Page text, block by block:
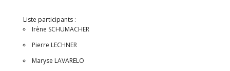
Liste participants :
Irène SCHUMACHER
Pierre LECHNER
Maryse LAVARELO